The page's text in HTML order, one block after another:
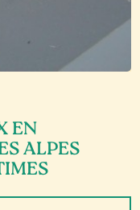
EN
ALPES